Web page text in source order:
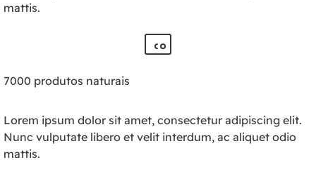
mattis.
7000 produtos naturais
Lorem ipsum dolor sit amet, consectetur adipiscing elit.
Nunc vulputate libero et velit interdum, ac aliquet odio
mattis.